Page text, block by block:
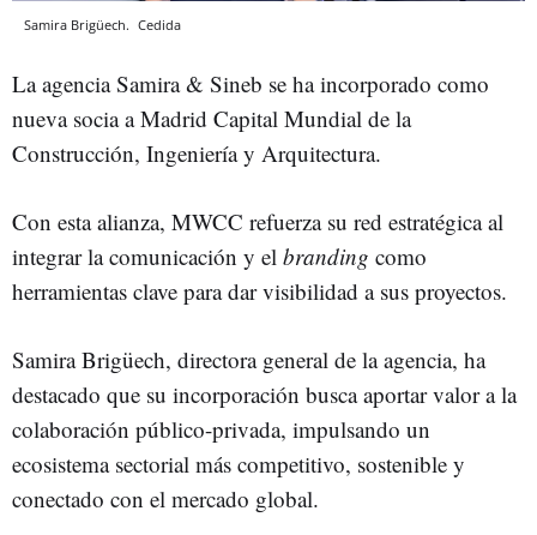
Samira Brigüech. Cedida
La agencia Samira & Sineb se ha incorporado como
nueva socia a Madrid Capital Mundial de la
Construcción, Ingeniería y Arquitectura.
Con esta alianza, MWCC refuerza su red estratégica al
integrar la comunicación y el branding como
herramientas clave para dar visibilidad a sus proyectos.
Samira Brigüech, directora general de la agencia, ha
destacado que su incorporación busca aportar valor a la
colaboración público-privada, impulsando un
ecosistema sectorial más competitivo, sostenible y
conectado con el mercado global.